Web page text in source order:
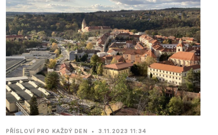
PŘÍSLOVÍ PRO KAŽDÝ DEN • 3.11.2023 11:34